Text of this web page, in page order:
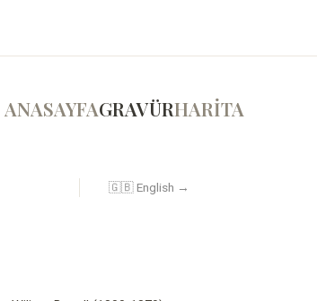
ANASAYFAGRAVÜRHARİTA
🇬🇧 English →